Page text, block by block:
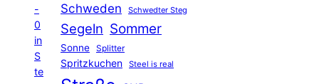
-
0
in
S
te
Schweden Schwedter Steg
Segeln Sommer
Sonne Splitter
Spritzkuchen Steel is real